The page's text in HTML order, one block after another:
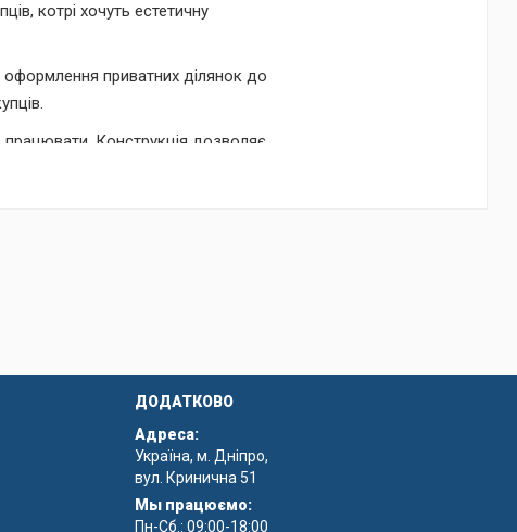
котрі хочуть естетичну
оформлення приватних ділянок до
Конструкція дозволяє
ДОДАТКОВО
Адреса:
Україна, м. Дніпро,
вул. Кринична 51
Мы працюємо:
Пн-Сб.: 09:00-18:00